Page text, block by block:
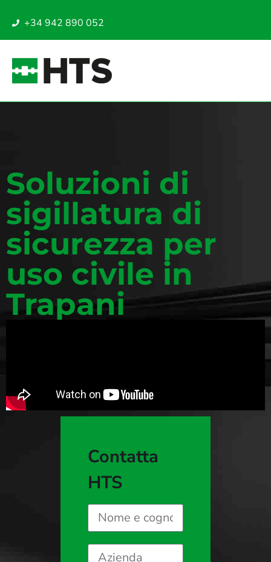
+34 942 890 052
Soluzioni di
sigillatura di
sicurezza per
uso civile in
Trapani
Contatta
HTS